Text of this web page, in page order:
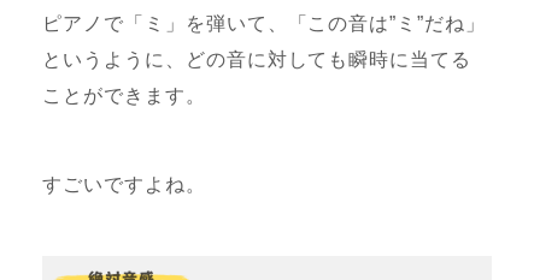
ピアノで「ミ」を弾いて、「この音は”ミ”だね」
というように、どの音に対しても瞬時に当てる
ことができます。
すごいですよね。